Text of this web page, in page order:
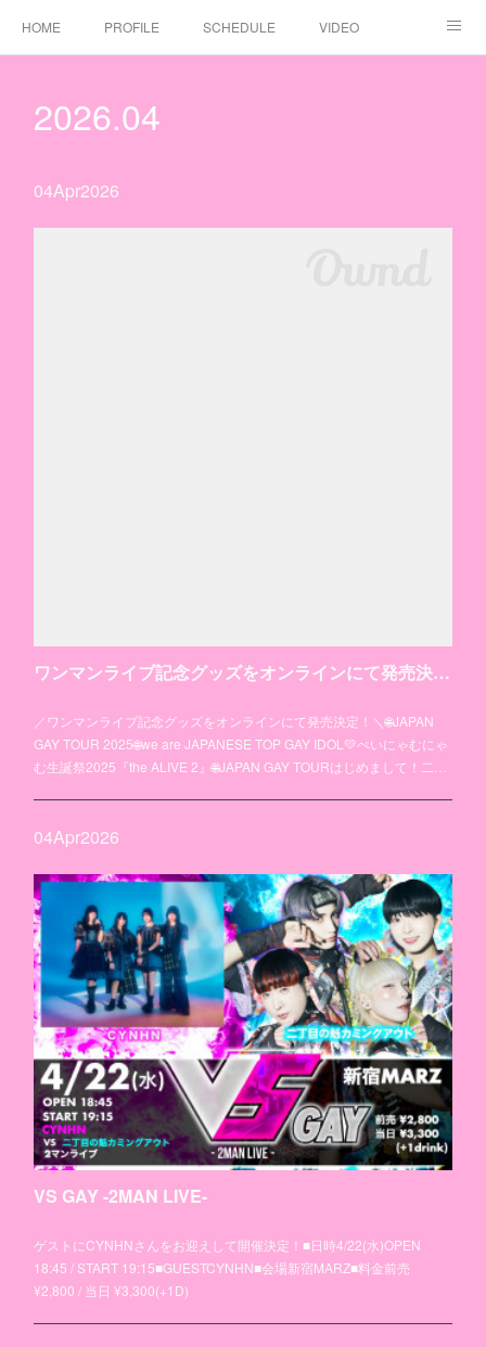
HOME PROFILE SCHEDULE VIDEO
二丁目の魁カミングアウト JAPAN GAY TOUR 47都道府県ツアー 2026-2036
2026.04
04Apr2026
ワンマンライブ記念グッズをオンラインにて発売決定！
／ワンマンライブ記念グッズをオンラインにて発売決定！＼🌐JAPAN
GAY TOUR 2025🌐we are JAPANESE TOP GAY IDOL💛ぺいにゃむにゃ
む生誕祭2025『the ALIVE 2』🌐JAPAN GAY TOURはじめまして！二…
04Apr2026
VS GAY -2MAN LIVE-
ゲストにCYNHNさんをお迎えして開催決定！■日時4/22(水)OPEN
18:45 / START 19:15■GUESTCYNHN■会場新宿MARZ■料金前売
¥2,800 / 当日 ¥3,300(+1D)